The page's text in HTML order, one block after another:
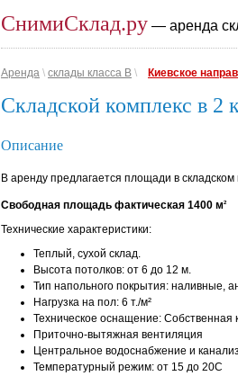
СнимиСклад.ру — аренда
Аренда \ склады класса B \ Киевское
Складской комплекс в
Описание
В аренду предлагается площади в
Свободная площадь фактическая 1400 м2
Технические характеристики:
Теплый, сухой склад.
Высота потолков: от 6 до 12 м.
Тип напольного покрытия: наливные,
Нагрузка на пол: 6 т./м²
Техническое оснащение: Собственная
Приточно-вытяжная вентиляция
Центральное водоснабжение и
Температурный режим: от 15 до 20С